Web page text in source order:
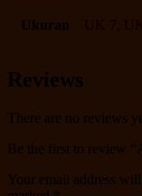
Ukuran UK 7,
Reviews
There are no reviews
Be the first to review
Your email address